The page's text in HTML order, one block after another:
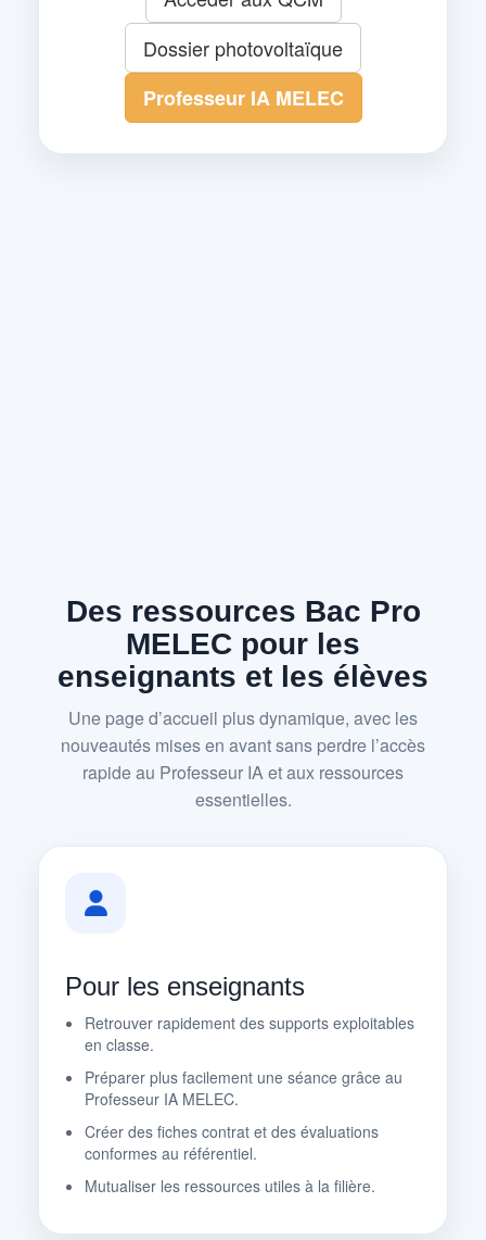
Dossier photovoltaïque
Professeur IA MELEC
Des ressources Bac Pro
MELEC pour les
enseignants et les élèves
Une page d’accueil plus dynamique, avec les
nouveautés mises en avant sans perdre l’accès
rapide au Professeur IA et aux ressources
essentielles.
Pour les enseignants
Retrouver rapidement des supports exploitables
en classe.
Préparer plus facilement une séance grâce au
Professeur IA MELEC.
Créer des fiches contrat et des évaluations
conformes au référentiel.
Mutualiser les ressources utiles à la filière.